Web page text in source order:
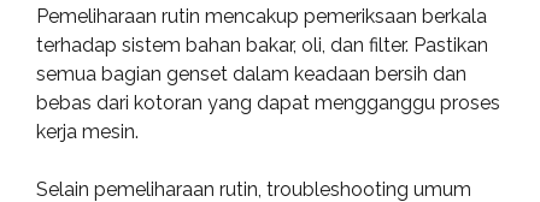
Pemeliharaan rutin mencakup pemeriksaan berkala
terhadap sistem bahan bakar, oli, dan filter. Pastikan
semua bagian genset dalam keadaan bersih dan
bebas dari kotoran yang dapat mengganggu proses
kerja mesin.
Selain pemeliharaan rutin, troubleshooting umum